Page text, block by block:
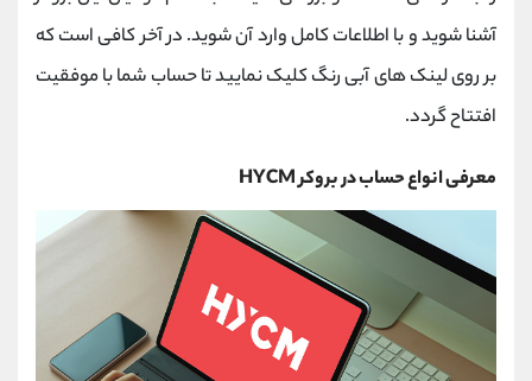
آشنا شوید و با اطلاعات کامل وارد آن شوید. در آخر کافی است که
بر روی لینک های آبی رنگ کلیک نمایید تا حساب شما با موفقیت
افتتاح گردد.
معرفی انواع حساب دربروکرHYCM